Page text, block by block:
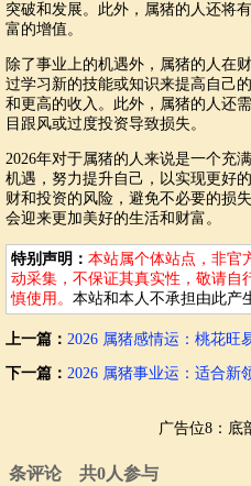
突破和发展。此外，属猪的人还将
富的增值。
除了事业上的机遇外，属猪的人在
过学习新的技能或知识来提高自己
和更高的收入。此外，属猪的人还
目跟风或过度投资导致损失。
2026年对于属猪的人来说是一个充
机遇，努力提升自己，以实现更好
财和投资的风险，避免不必要的损
会迎来更加美好的生活和财富。
特别声明： 本站属个体站点，非官
动采集，不保证其真实性，敬请自
慎使用。 本站和本人不承担由此产
上一篇： 2026 属猪感情运：桃花旺
下一篇： 2026 属猪事业运：适合新
广告位8：底